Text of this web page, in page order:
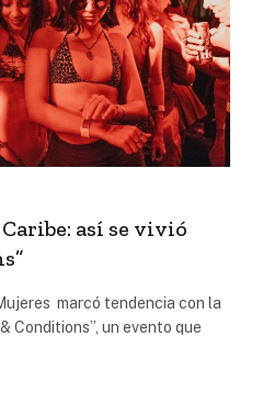
así se vivió
marcó tendencia con la
Conditions”, un evento que